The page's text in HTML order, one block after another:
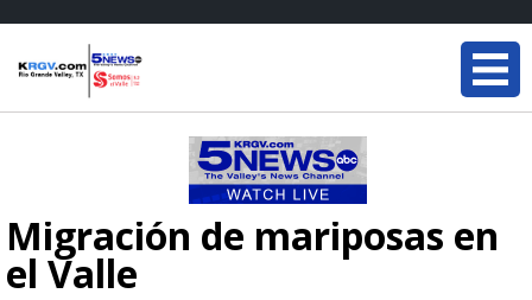
Migración de mariposas en
el Valle